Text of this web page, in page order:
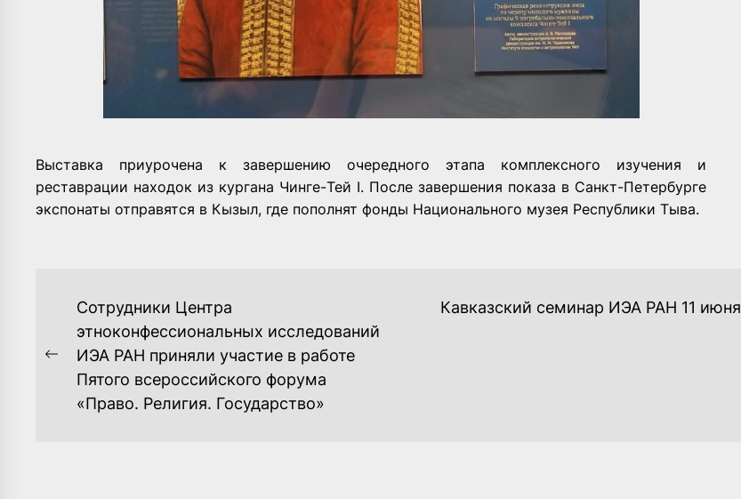
Выставка приурочена к завершению очередного этапа комплексного изучения и
реставрации находок из кургана Чинге-Тей I. После завершения показа в Санкт-Петербурге
экспонаты отправятся в Кызыл, где пополнят фонды Национального музея Республики Тыва.
НАВИГАЦИЯ
ЗАПИСЯМ
Previous
post:
Сотрудники Центра
этноконфессиональных исследований
ИЭА РАН приняли участие в работе
Пятого всероссийского форума
«Право. Религия. Государство»
Кавказский семинар ИЭА РАН 11 июня